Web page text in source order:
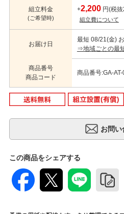
組立料金
(ご希望時)
+2,200 円(税
組立費について
お届け日
最短 08/21(金)
⇒地域ごとの最
商品番号
商品コード
商品番号:GA-
この商品をシェアする